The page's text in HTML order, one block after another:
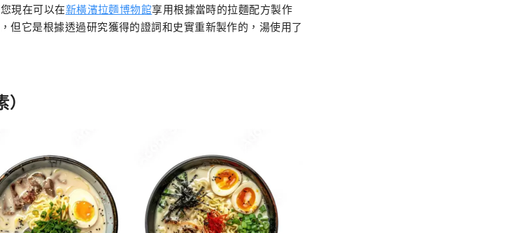
現在可以在新橫濱拉麵博物館享用根據當時的拉麵配方製作
但它是根據透過研究獲得的證詞和史實重新製作的，湯使用了